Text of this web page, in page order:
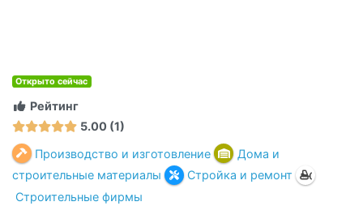
Открыто сейчас
Рейтинг
5.00 1
Производство и изготовление
Дома и
строительные материалы
Стройка и ремонт
Строительные фирмы